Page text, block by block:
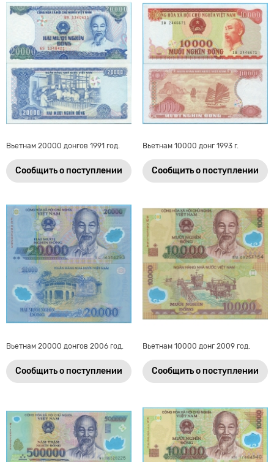
Вьетнам 20000 донгов 1991 год.
Сообщить о поступлении
Вьетнам 10000 донг 1993 г.
Сообщить о поступлении
Вьетнам 20000 донгов 2006 год.
Сообщить о поступлении
Вьетнам 10000 донг 2009 год.
Сообщить о поступлении